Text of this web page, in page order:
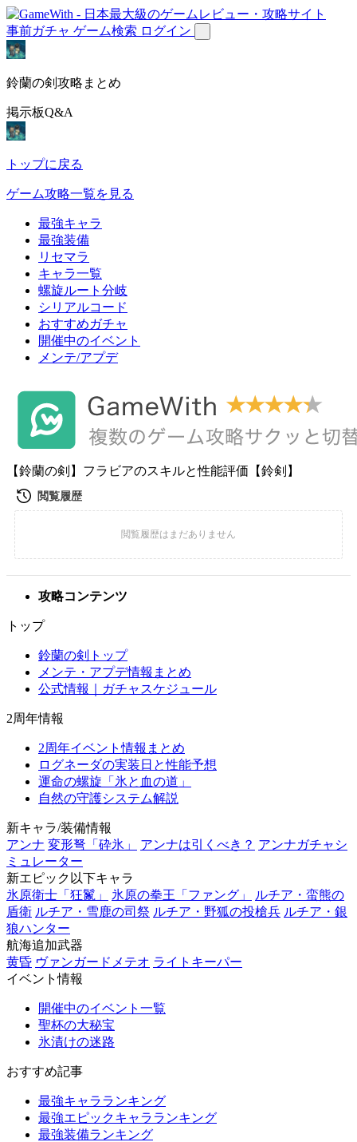
事前ガチャ ゲーム検索 ログイン
鈴蘭の剣攻略まとめ
掲示板Q&A
トップに戻る
ゲーム攻略一覧を見る
最強キャラ
最強装備
リセマラ
キャラ一覧
螺旋ルート分岐
シリアルコード
おすすめガチャ
開催中のイベント
メンテ/アプデ
【鈴蘭の剣】フラビアのスキルと性能評価【鈴剣】
攻略コンテンツ
トップ
鈴蘭の剣トップ
メンテ・アプデ情報まとめ
公式情報｜ガチャスケジュール
2周年情報
2周年イベント情報まとめ
ログネーダの実装日と性能予想
運命の螺旋「氷と血の道」
自然の守護システム解説
新キャラ/装備情報
アンナ 変形弩「砕氷」 アンナは引くべき？ アンナガチャシ
ミュレーター
新エピック以下キャラ
氷原衛士「狂鬣」
氷原の拳王「ファング」
ルチア・蛮熊の
盾衛 ルチア・雪鹿の司祭 ルチア・野狐の投槍兵 ルチア・銀
狼ハンター
航海追加武器
黄昏 ヴァンガードメテオ ライトキーパー
イベント情報
開催中のイベント一覧
聖杯の大秘宝
氷漬けの迷路
おすすめ記事
最強キャラランキング
最強エピックキャラランキング
最強装備ランキング